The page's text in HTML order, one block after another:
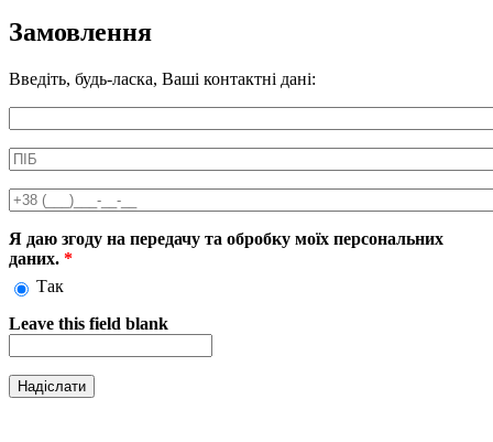
Замовлення
Введіть, будь-ласка, Ваші контактні дані:
ПІБ
Телефон
Я даю згоду на передачу та обробку моїх персональних
даних. *
Так
Leave this field blank